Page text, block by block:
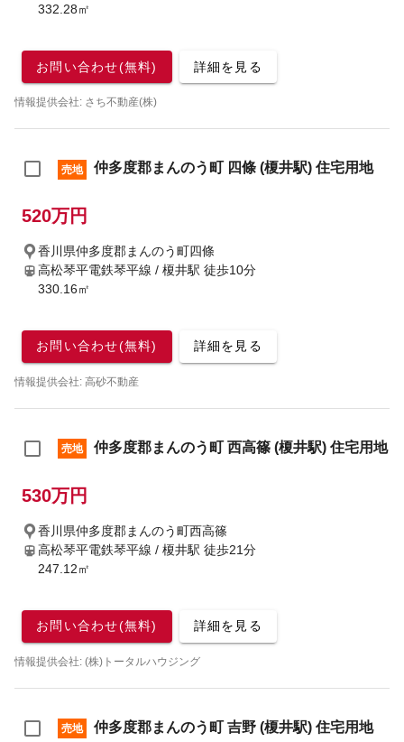
332.28㎡
お問い合わせ(無料) 詳細を見る
情報提供会社: さち不動産(株)
売地 仲多度郡まんのう町 四條 (榎井駅) 住宅用地
520万円
香川県仲多度郡まんのう町四條
高松琴平電鉄琴平線 / 榎井駅 徒歩10分
330.16㎡
お問い合わせ(無料) 詳細を見る
情報提供会社: 高砂不動産
売地 仲多度郡まんのう町 西高篠 (榎井駅) 住宅用地
530万円
香川県仲多度郡まんのう町西高篠
高松琴平電鉄琴平線 / 榎井駅 徒歩21分
247.12㎡
お問い合わせ(無料) 詳細を見る
情報提供会社: (株)トータルハウジング
売地 仲多度郡まんのう町 吉野 (榎井駅) 住宅用地